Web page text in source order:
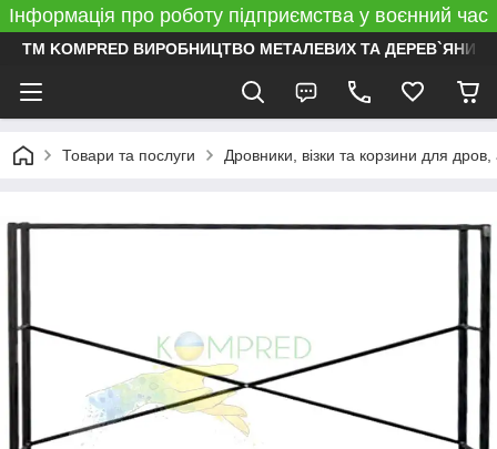
Інформація про роботу підприємства у воєнний час
ТМ KOMPRED ВИРОБНИЦТВО МЕТАЛЕВИХ ТА ДЕРЕВ`ЯНИХ
Товари та послуги Дровники, візки та корзини для